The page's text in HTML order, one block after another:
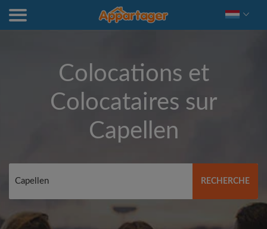
Colocations et
Colocataires sur
Capellen
RECHERCHE